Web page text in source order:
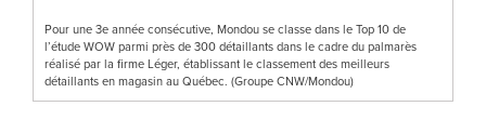
Pour une 3e année consécutive, Mondou se classe dans le Top 10 de
l’étude WOW parmi près de 300 détaillants dans le cadre du palmarès
réalisé par la firme Léger, établissant le classement des meilleurs
détaillants en magasin au Québec. (Groupe CNW/Mondou)